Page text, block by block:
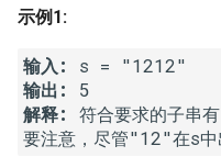
11. 旋转数组的最小数字
7. 数组中和为 0 的三个数
8. 和大于等于 target 的最
数组
9. 乘积小于 K 的子数组
1.9. 字符串轮转
示例1:
输入:
输出:
解释:
符合要求的